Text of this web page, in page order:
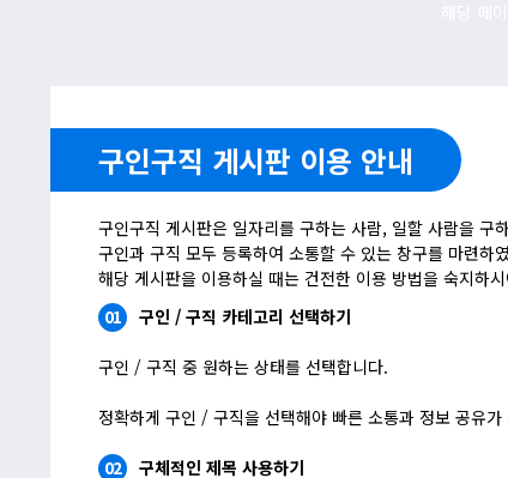
구인구직 게시판 이용 안내
구인구직 게시판은 일자리를 구하는 사람, 일할 사람을 구
구인과 구직 모두 등록하여 소통할 수 있는 창구를 마련하
해당 게시판을 이용하실 때는 건전한 이용 방법을 숙지하
01
구인 / 구직 카테고리 선택하기
구인 / 구직 중 원하는 상태를 선택합니다.
정확하게 구인 / 구직을 선택해야 빠른 소통과 정보 공유가
02 구체적인 제목 사용하기